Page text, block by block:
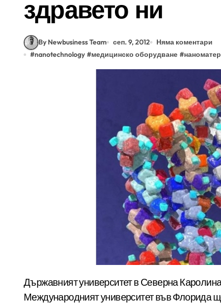
здравето ни
By Newbusiness Team сеп. 9, 2012
Няма коментари
#nanotechnology #медицинско оборудване #
Държавният университет в Северна Каролина, Университетът във Вирджиния и
Международният университет във Флорида